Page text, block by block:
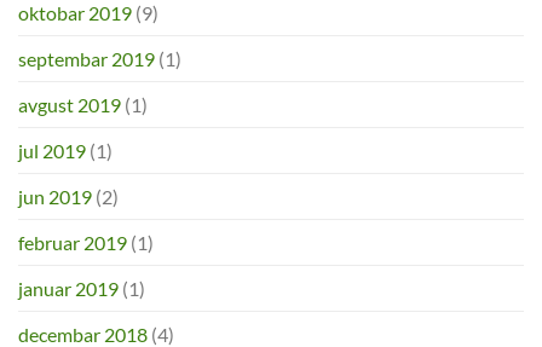
oktobar 2019 (9)
septembar 2019 (1)
avgust 2019 (1)
jul 2019 (1)
jun 2019 (2)
februar 2019 (1)
januar 2019 (1)
decembar 2018 (4)